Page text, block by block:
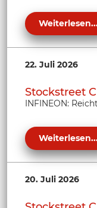
22. Juli 2026
Stockstreet
INFINEON:
20. Juli 2026